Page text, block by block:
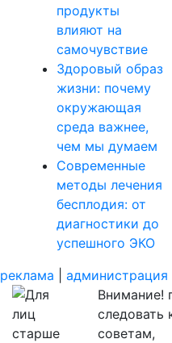
продукты
влияют на
самочувствие
Здоровый образ
жизни: почему
окружающая
среда важнее,
чем мы думаем
Современные
методы лечения
бесплодия: от
диагностики до
успешного ЭКО
реклама
администрация
Внимание!
следовать
советам,